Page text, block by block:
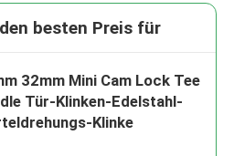
besten Preis für
32mm Mini Cam Lock Tee
Tür-Klinken-Edelstahl-
Klinke